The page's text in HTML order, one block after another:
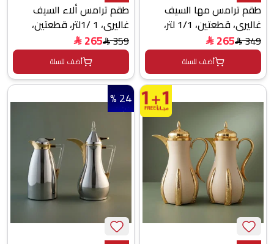
طقم ترامس مها السيف
غاليري، قطعتين، 1/1 لتر،
حافظة داخلية زجاج - فضي
349
$
265
$
أضف للسلة
طقم ترامس ألاء السيف
غاليري، 1 /1لتر، قطعتين،
حافظة داخلية زجاج حراري، يد
خشبي، ضغاط - فضي
359
$
265
$
أضف للسلة
24 %